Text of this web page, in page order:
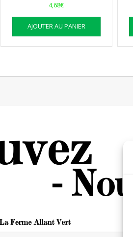
4,68€
AJOUTER AU PANIER